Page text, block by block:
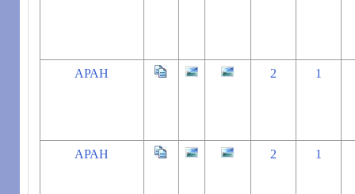
АРАН 2 1
АРАН 2 1